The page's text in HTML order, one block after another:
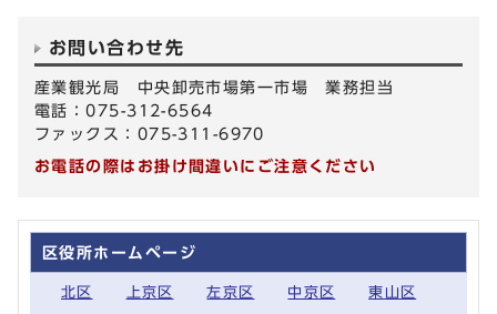
お問い合わせ先
産業観光局 中央卸売市場第一市場 業務担当
電話：075-312-6564
ファックス：075-311-6970
お電話の際はお掛け間違いにご注意ください
区役所ホームページ
北区 上京区 左京区 中京区 東山区